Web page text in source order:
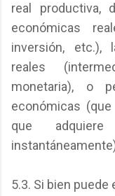
real productiva,
económicas
inversión, etc.),
reales
monetaria), o
económicas
que
5.3. Si bien